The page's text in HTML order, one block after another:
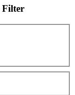
Filter